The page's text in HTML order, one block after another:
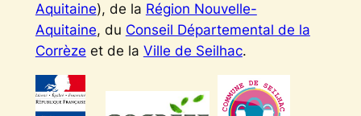
Aquitaine), de la Région Nouvelle-
Aquitaine, du Conseil Départemental de la
Corrèze et de la Ville de Seilhac.